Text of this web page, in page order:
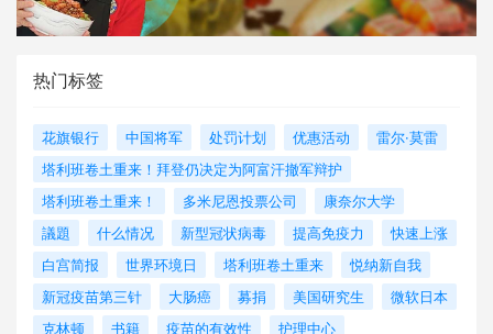
热门标签
花旗银行 中国将军 处罚计划 优惠活动
雷尔·莫雷
塔利班卷土重来！拜登仍决定为阿富汗撤军辩护
塔利班卷土重来！
多米尼恩投票公司
康奈尔大学
議題
什么情况 新型冠状病毒 提高免疫力
快速上涨
白宫简报
世界环境日 塔利班卷土重来
悦纳新自我
新冠疫苗第三针
大肠癌 募捐 美国研究生
微软日本
克林顿
书籍 疫苗的有效性
护理中心